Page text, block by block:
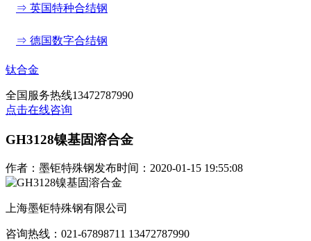
⇒ 英国特种合结钢
⇒ 德国数字合结钢
钛合金
全国服务热线13472787990
点击在线咨询
GH3128镍基固溶合金
作者：墨钜特殊钢发布时间：2020-01-15 19:55:08
上海墨钜特殊钢有限公司
咨询热线：021-67898711 13472787990